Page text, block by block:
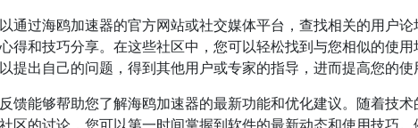
通过海鸥加速器的官方网站或社交媒体平台，查找相关的用户
得和技巧分享。在这些社区中，您可以轻松找到与您相似的使
提出自己的问题，得到其他用户或专家的指导，进而提高您的使
馈能够帮助您了解海鸥加速器的最新功能和优化建议。随着技